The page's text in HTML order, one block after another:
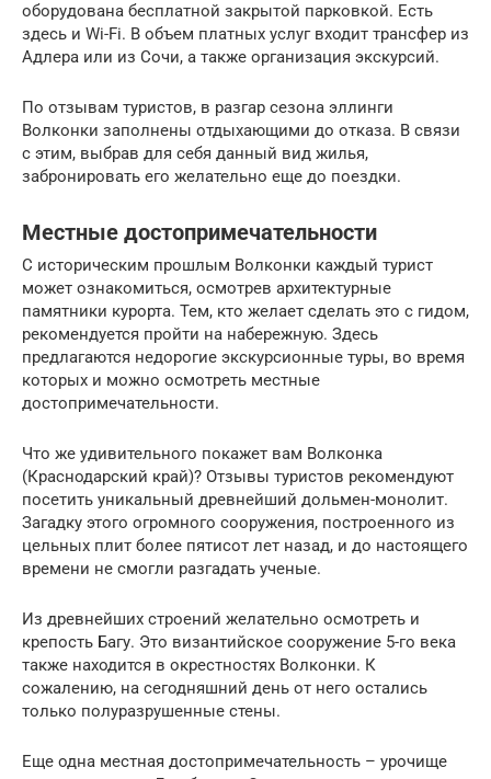
оборудована бесплатной закрытой парковкой. Есть
здесь и Wi-Fi. В объем платных услуг входит трансфер из
Адлера или из Сочи, а также организация экскурсий.
По отзывам туристов, в разгар сезона эллинги
Волконки заполнены отдыхающими до отказа. В связи
с этим, выбрав для себя данный вид жилья,
забронировать его желательно еще до поездки.
Местные достопримечательности
С историческим прошлым Волконки каждый турист
может ознакомиться, осмотрев архитектурные
памятники курорта. Тем, кто желает сделать это с гидом,
рекомендуется пройти на набережную. Здесь
предлагаются недорогие экскурсионные туры, во время
которых и можно осмотреть местные
достопримечательности.
Что же удивительного покажет вам Волконка
(Краснодарский край)? Отзывы туристов рекомендуют
посетить уникальный древнейший дольмен-монолит.
Загадку этого огромного сооружения, построенного из
цельных плит более пятисот лет назад, и до настоящего
времени не смогли разгадать ученые.
Из древнейших строений желательно осмотреть и
крепость Багу. Это византийское сооружение 5-го века
также находится в окрестностях Волконки. К
сожалению, на сегодняшний день от него остались
только полуразрушенные стены.
Еще одна местная достопримечательность – урочище